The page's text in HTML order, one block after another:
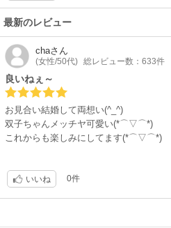
最新のレビュー
chaさん
(女性/50代) 総レビュー数：633件
良いねぇ～
お見合い結婚して両想い(^_^)
双子ちゃんメッチヤ可愛い(*⌒▽⌒*)
これからも楽しみにしてます(*⌒▽⌒*)
いいね 0件